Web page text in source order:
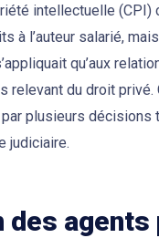
intellectuelle (CPI)
à l’auteur salarié,
qu’aux
relevant du droit privé.
plusieurs décisions
judiciaire.
des